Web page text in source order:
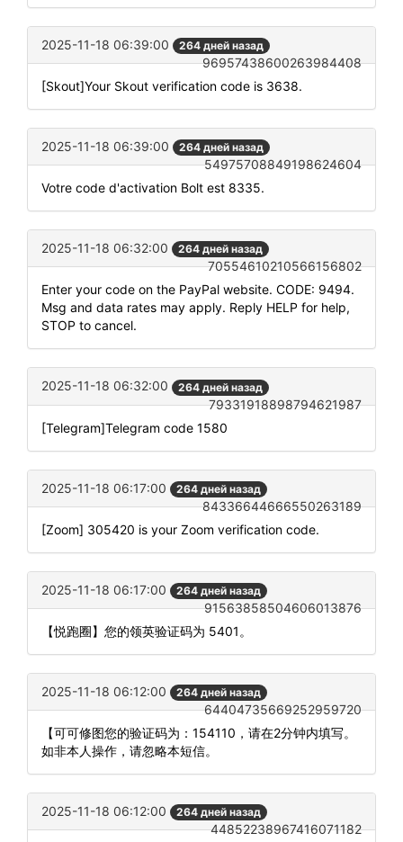
2025-11-18 06:39:00 264 дней назад
96957438600263984408
[Skout]Your Skout verification code is 3638.
2025-11-18 06:39:00 264 дней назад
54975708849198624604
Votre code d'activation Bolt est 8335.
2025-11-18 06:32:00 264 дней назад
70554610210566156802
Enter your code on the PayPal website. CODE: 9494.
Msg and data rates may apply. Reply HELP for help,
STOP to cancel.
2025-11-18 06:32:00 264 дней назад
79331918898794621987
[Telegram]Telegram code 1580
2025-11-18 06:17:00 264 дней назад
84336644666550263189
[Zoom] 305420 is your Zoom verification code.
2025-11-18 06:17:00 264 дней назад
91563858504606013876
【悦跑圈】您的领英验证码为 5401。
2025-11-18 06:12:00 264 дней назад
64404735669252959720
【可可修图您的验证码为：154110，请在2分钟内填写。
如非本人操作，请忽略本短信。
2025-11-18 06:12:00 264 дней назад
44852238967416071182